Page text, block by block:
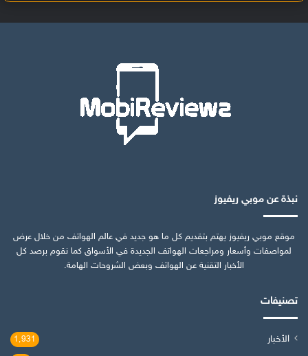
نبذة عن موبي ريفيوز
موقع موبي ريفيوز يهتم بتقديم كل ما هو جديد في عالم الهواتف من خلال عرض
لمواصفات وأسعار ومراجعات الهواتف الجديدة في الأسواق كما نقوم برصد كل
الأخبار التقنية عن الهواتف وبعض الشروحات الهامة.
تصنيفات
الأخبار 1٬931